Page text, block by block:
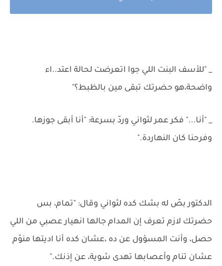
_ "للأسف البنت اللي جوا اتعرضت لحالة اعتد..اء
واضحة،هو حضرتك تبقى مين بالظبط؟"
_ "أنا..." فكر عمر لثواني وردّ بسرعة: "أنا أبقى جوزها.
وفرحنا كان النهاردة."
الدكتور بصّ له بشك كده لثواني وقال: "تمام، بس
حضرتك لازم تعرف إن المدام جالها انهيار عصبي من اللي
حصل، وأنت المسؤول عن ده ،عشان كده أنا اديتها منوّم
عشان تنام وأعصابها تهدى شوية، عن إذنك."